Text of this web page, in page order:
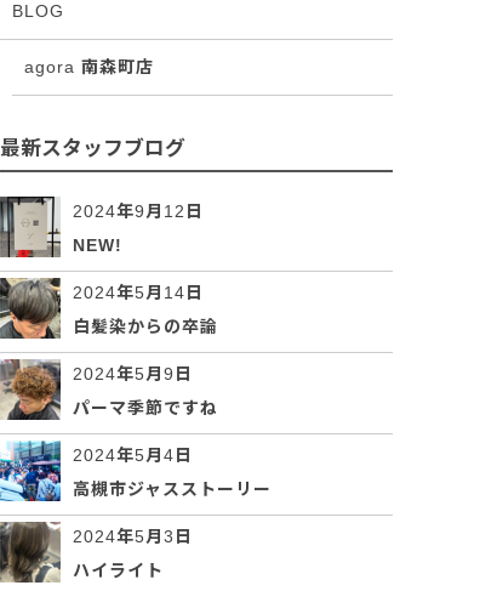
BLOG
agora 南森町店
最新スタッフブログ
2024年9月12日
NEW!
2024年5月14日
白髪染からの卒論
2024年5月9日
パーマ季節ですね
2024年5月4日
高槻市ジャスストーリー
2024年5月3日
ハイライト